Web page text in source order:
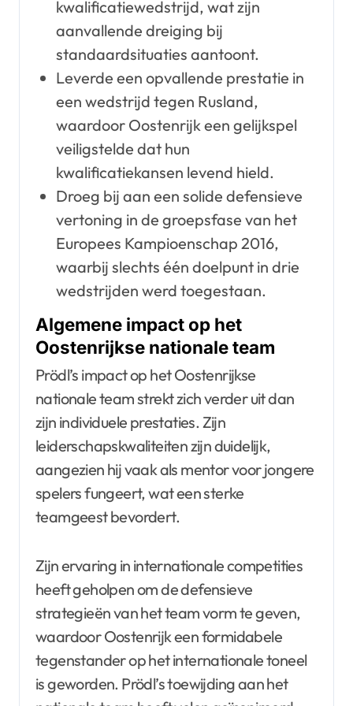
kwalificatiewedstrijd, wat zijn
aanvallende dreiging bij
standaardsituaties aantoont.
Leverde een opvallende prestatie in
een wedstrijd tegen Rusland,
waardoor Oostenrijk een gelijkspel
veiligstelde dat hun
kwalificatiekansen levend hield.
Droeg bij aan een solide defensieve
vertoning in de groepsfase van het
Europees Kampioenschap 2016,
waarbij slechts één doelpunt in drie
wedstrijden werd toegestaan.
Algemene impact op het
Oostenrijkse nationale team
Prödl’s impact op het Oostenrijkse
nationale team strekt zich verder uit dan
zijn individuele prestaties. Zijn
leiderschapskwaliteiten zijn duidelijk,
aangezien hij vaak als mentor voor jongere
spelers fungeert, wat een sterke
teamgeest bevordert.
Zijn ervaring in internationale competities
heeft geholpen om de defensieve
strategieën van het team vorm te geven,
waardoor Oostenrijk een formidabele
tegenstander op het internationale toneel
is geworden. Prödl’s toewijding aan het